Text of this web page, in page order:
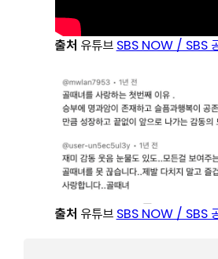
출처 유튜브 SBS NOW / SBS
출처 유튜브 SBS NOW / SBS